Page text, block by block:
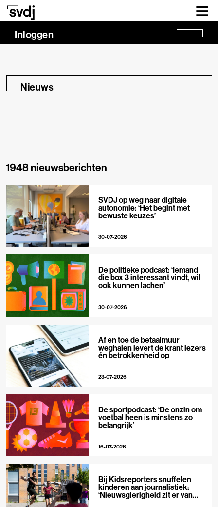
Naar hoofdinhoud
Inloggen
Nieuws
1948 nieuwsberichten
SVDJ op weg naar digitale
autonomie: ‘Het begint met
bewuste keuzes’
30-07-2026
De politieke podcast: ‘Iemand
die box 3 interessant vindt, wil
ook kunnen lachen’
30-07-2026
Af en toe de betaalmuur
weghalen levert de krant lezers
én betrokkenheid op
23-07-2026
De sportpodcast: ‘De onzin om
voetbal heen is minstens zo
belangrijk’
16-07-2026
Bij Kidsreporters snuffelen
kinderen aan journalistiek:
‘Nieuwsgierigheid zit er van